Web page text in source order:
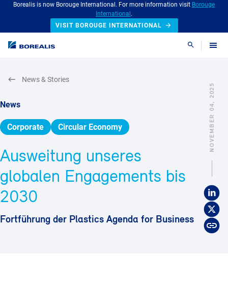
Borealis is now Borouge International. For more information visit Borouge
International .
VISIT BOROUGE INTERNATIONAL
Search
NOVEMBER 04, 2025
News
Corporate Circular Economy
Ausweitung unseres
globalen Engagements bis
2030
Fortführung der Plastics Agenda for Business
News & Stories